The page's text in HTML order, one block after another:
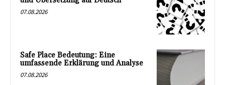
07.08.2026
Safe Place Bedeutung: Eine
umfassende Erklärung und Analyse
07.08.2026